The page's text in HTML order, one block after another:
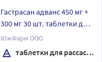
Гастрасан адванс 450 мг +
300 мг 30 шт. таблетки для
рассасывания
ЮжФарм ООО
таблетки для рассасывания